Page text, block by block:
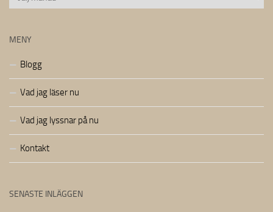
MENY
Blogg
Vad jag läser nu
Vad jag lyssnar på nu
Kontakt
SENASTE INLÄGGEN